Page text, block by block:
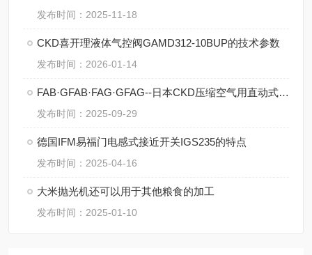
发布时间：2025-11-18
CKD喜开理液体气控阀GAMD312-10BUP的技术参数
发布时间：2026-01-14
FAB·GFAB·FAG·GFAG--日本CKD压缩空气用直动式2·3通电磁阀操作规范
发布时间：2025-09-29
德国IFM易福门电感式接近开关IGS235的特点
发布时间：2025-04-16
大米抛光机还可以用于其他粮食的加工
发布时间：2025-01-10